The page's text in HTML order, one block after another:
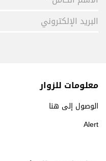
معلومات للزوار
الوصول إلى هنا
Alert